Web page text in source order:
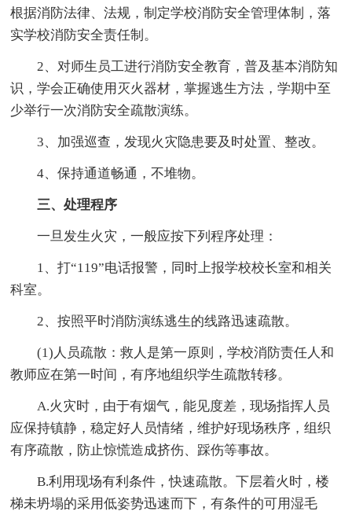
根据消防法律、法规，制定学校消防安全管理体制，落
实学校消防安全责任制。
2、对师生员工进行消防安全教育，普及基本消防知
识，学会正确使用灭火器材，掌握逃生方法，学期中至
少举行一次消防安全疏散演练。
3、加强巡查，发现火灾隐患要及时处置、整改。
4、保持通道畅通，不堆物。
三、处理程序
一旦发生火灾，一般应按下列程序处理：
1、打“119”电话报警，同时上报学校校长室和相关
科室。
2、按照平时消防演练逃生的线路迅速疏散。
(1)人员疏散：救人是第一原则，学校消防责任人和
教师应在第一时间，有序地组织学生疏散转移。
A.火灾时，由于有烟气，能见度差，现场指挥人员
应保持镇静，稳定好人员情绪，维护好现场秩序，组织
有序疏散，防止惊慌造成挤伤、踩伤等事故。
B.利用现场有利条件，快速疏散。下层着火时，楼
梯未坍塌的采用低姿势迅速而下，有条件的可用湿毛